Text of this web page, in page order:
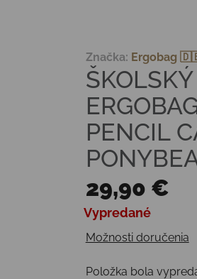
PENCIL
Značka: Ergobag
29,90 €
Jednotková cena:
Vypredané
Možnosti doručenia
Položka bola